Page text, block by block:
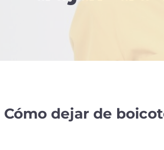
Cómo dejar de